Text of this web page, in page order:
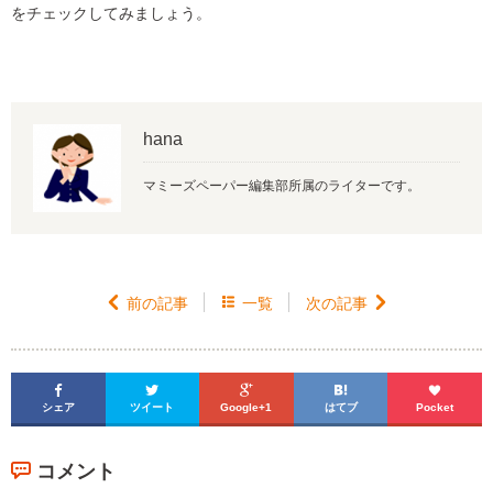
をチェックしてみましょう。
hana
マミーズペーパー編集部所属のライターです。
 前の記事  一覧 次の記事 

シェア

ツイート

Google+1

はてブ

Pocket
コメント